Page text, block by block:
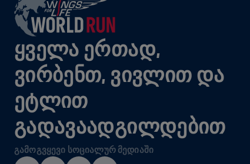
ᲧᲕᲔᲚᲐ ᲔᲠᲗᲐᲓ,
ᲕᲘᲠᲑᲔᲜᲗ, ᲕᲘᲕᲚᲘᲗ ᲓᲐ
ᲔᲢᲚᲘᲗ
ᲒᲐᲓᲐᲕᲐᲐᲓᲒᲘᲚᲓᲔᲑᲘᲗ
ᲒᲐᲛᲝᲒᲕᲧᲔᲕᲘ ᲡᲝᲪᲘᲐᲚᲣᲠ ᲛᲔᲓᲘᲐᲨᲘ